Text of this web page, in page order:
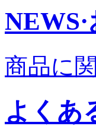
商品に
よくあ